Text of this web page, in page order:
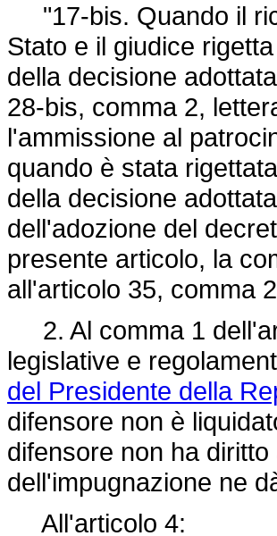
"17-bis. Quando il
Stato e il giudice
della decisione
28-bis, comma 2,
l'ammissione al
quando è stata
della decisione
dell'adozione del
presente articolo, la
all'articolo 35, comma
2. Al comma 1
legislative e
del Presidente della
difensore non è
difensore non ha
dell'impugnazione ne
All'articolo 4: